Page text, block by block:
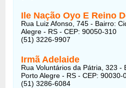
Ile Nação Oyo E Reino
Rua Luiz Afonso, 745 - Bairro:
Alegre - RS - CEP: 90050-310
(51) 3226-9907
Irmã Adelaide
Rua Voluntários da Pátria, 323 -
Porto Alegre - RS - CEP: 90030-
(51) 3286-6084